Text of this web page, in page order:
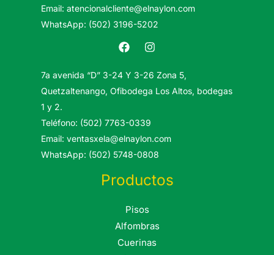
Email: atencionalcliente@elnaylon.com
WhatsApp: (502) 3196-5202
7a avenida “D” 3-24 Y 3-26 Zona 5,
Quetzaltenango, Ofibodega Los Altos, bodegas
1 y 2.
Teléfono: (502) 7763-0339
Email: ventasxela@elnaylon.com
WhatsApp: (502) 5748-0808
Productos
Pisos
Alfombras
Cuerinas